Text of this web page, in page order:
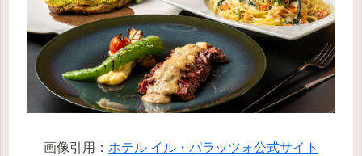
画像引用： ホテル イル・パラッツォ公式サイト